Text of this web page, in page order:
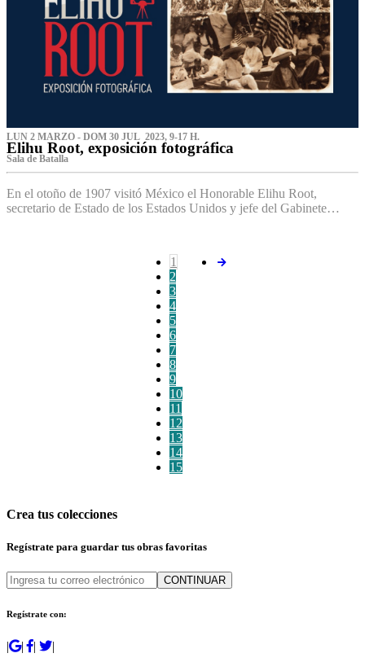
LUN 2 MARZO - DOM 30 JUL 2023, 9-17 H.
Elihu Root, exposición fotográfica
Sala de Batalla
En el otoño de 1907 visitó México el Honorable Elihu Root,
secretario de Estado de los Estados Unidos y jefe del Gabinete…
1
2
3
4
5
6
7
8
9
10
11
12
13
14
15
Crea tus colecciones
Regístrate para guardar tus obras favoritas
CONTINUAR
Regístrate con:
| | | |